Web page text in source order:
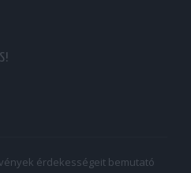
érdekességeit bemutató